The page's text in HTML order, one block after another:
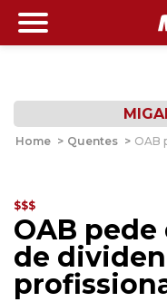
Home > Quentes > OAB
$$$
OAB
de